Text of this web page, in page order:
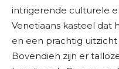
intrigerende culturele
Venetiaans kasteel dat
en een prachtig
Bovendien zijn er